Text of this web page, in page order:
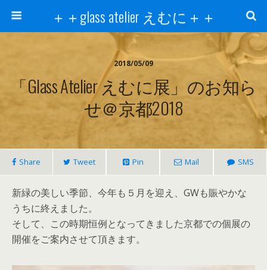
＋＋glass atelier えむに＋＋
2018/05/09
「glass Atelier えむに展」のお知ら
せ＠京都2018
Share Tweet Pin Mail SMS
新緑の美しい季節、今年も５月を迎え、GWも賑やかな
うちに終えました。
そして、この時期恒例となってきました京都での個展の
開催をご案内させて頂きます。